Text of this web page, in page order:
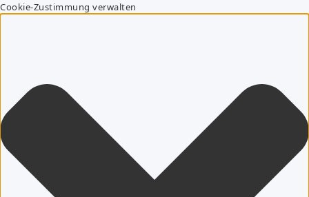
Cookie-Zustimmung verwalten